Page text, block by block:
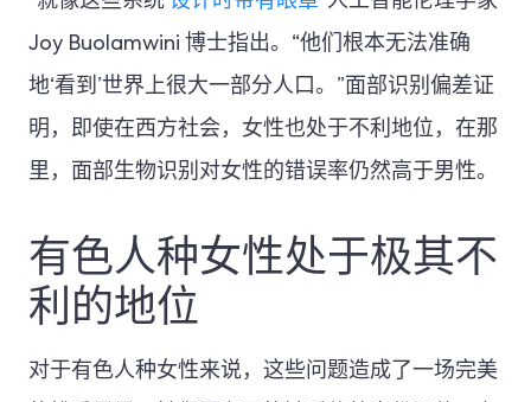
Joy Buolamwini 博士指出。“他们根本无法准确
地‘看到’世界上很大一部分人口。”面部识别偏差证
明，即使在西方社会，女性也处于不利地位，在那
里，面部生物识别对女性的错误率仍然高于男性。
有色人种女性处于极其不
利的地位
对于有色人种女性来说，这些问题造成了一场完美